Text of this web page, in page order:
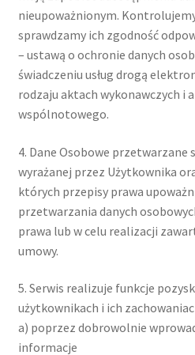
nieupoważnionym.
sprawdzamy ich zgodność
– ustawą o ochronie danych
świadczeniu usług drogą
rodzaju aktach wykonawczych i
wspólnotowego.
4. Dane Osobowe przetwarzane
wyrażanej przez Użytkownika
których przepisy prawa
przetwarzania danych
prawa lub w celu realizacji
umowy.
5. Serwis realizuje funkcje
użytkownikach i ich
a) poprzez dobrowolnie
informacje